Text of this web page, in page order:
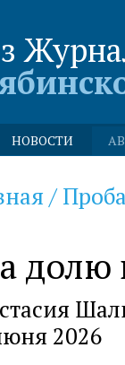
НОВОСТИ
/
долю
2026